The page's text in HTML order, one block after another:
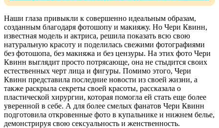
Наши глаза привыкли к совершенно идеальным образам,
созданным благодаря фотошопу и макияжу. Но Чери Квинн,
известная модель и актриса, решила показать всю свою
натуральную красоту и поделилась свежими фотографиями
без фотошопа, без макияжа и без цензуры. На этих фото Чери
Квинн выглядит просто потрясающе, она не стыдится своих
естественных черт лица и фигуры. Помимо этого, Чери
Квинн представила последние новости из своей жизни, а
также раскрыла секреты своей красоты, рассказала о
пластической хирургии, которая помогла ей стать еще более
уверенной в себе. А для более смелых фанатов Чери Квинн
подготовила откровенные фото в купальнике и нижнем белье,
демонстрируя свою сексуальность и женственность.